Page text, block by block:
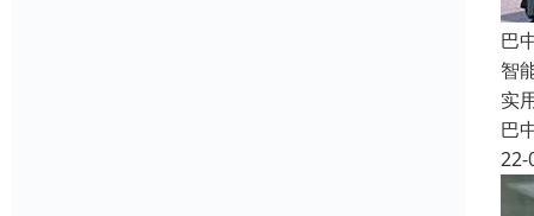
巴
智
实
巴
22-